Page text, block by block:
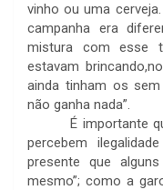
vinho ou uma
campanha era
mistura com esse
estavam
ainda tinham os
não ganha nada”.
É importante
percebem
presente que
mesmo”; como a